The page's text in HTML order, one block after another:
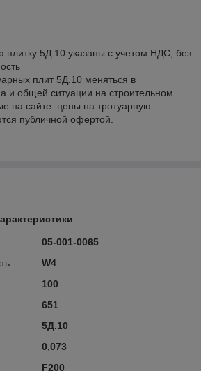
5Д.10 указаны с учетом НДС, без
плит 5Д.10 меняться в
и общей ситуации на строительном
на сайте цены на тротуарную
публичной офертой.
05-001-0065
W4
100
651
5Д.10
0,073
F200